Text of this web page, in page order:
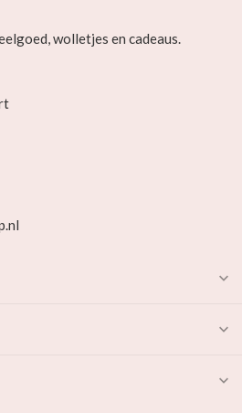
wolletjes en cadeaus.